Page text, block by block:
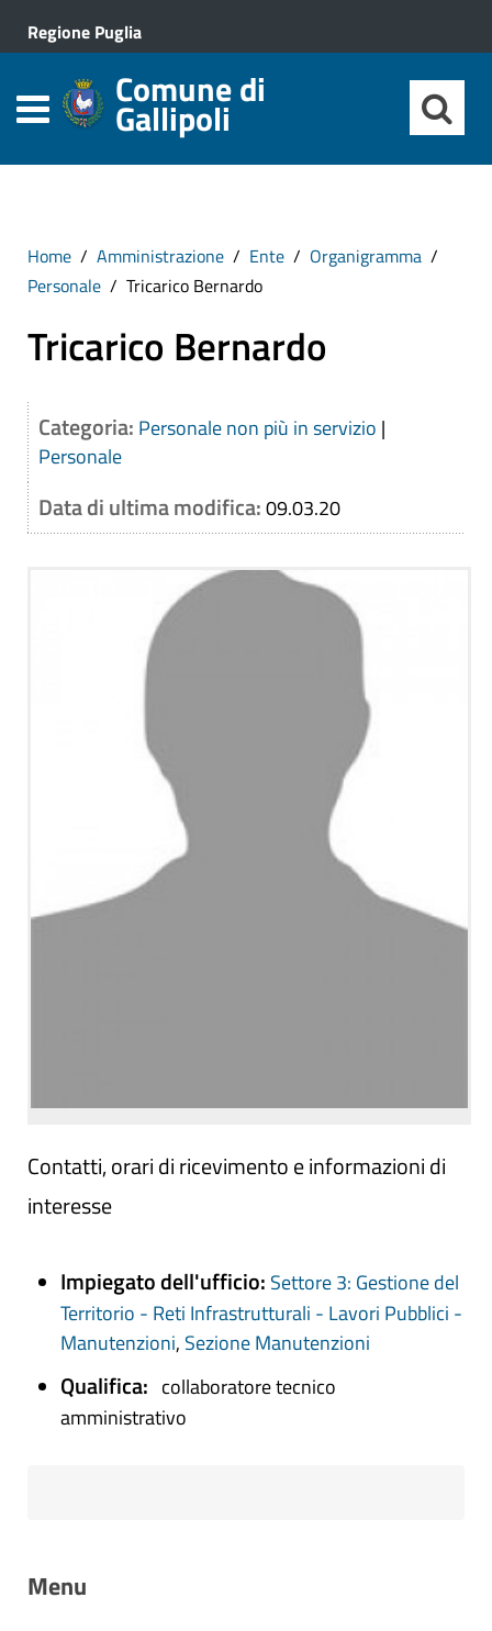
Regione Puglia
Comune di
Gallipoli
Home Amministrazione Ente
Organigramma
Personale
Tricarico Bernardo
Tricarico Bernardo
Categoria: Personale non più in servizio |
Personale
Data di ultima modifica:09.03.20
Contatti, orari di ricevimento e informazioni di
interesse
Impiegato dell'ufficio: Settore 3: Gestione del
Territorio - Reti Infrastrutturali - Lavori Pubblici -
Manutenzioni, Sezione Manutenzioni
Qualifica: collaboratore tecnico
amministrativo
Menu